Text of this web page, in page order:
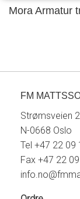
Mora Armatur
FM
Strømsveien
N-0668 Oslo
Tel +47 22 09
Fax +47 22